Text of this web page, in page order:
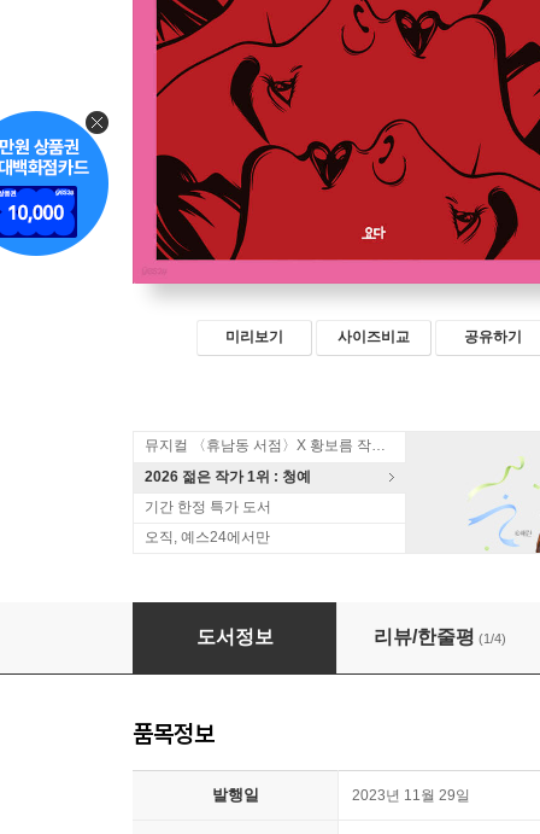
미리보기 사이즈비교 공유하기
뮤지컬 〈휴남동 서점〉X 황보름 작가 북토크
2026 젊은 작가 1위 : 청예
기간 한정 특가 도서
오직, 예스24에서만
마리 이야기
도서정보 리뷰/한줄평 (1/4)
품목정보
발행일 2023년 11월 29일